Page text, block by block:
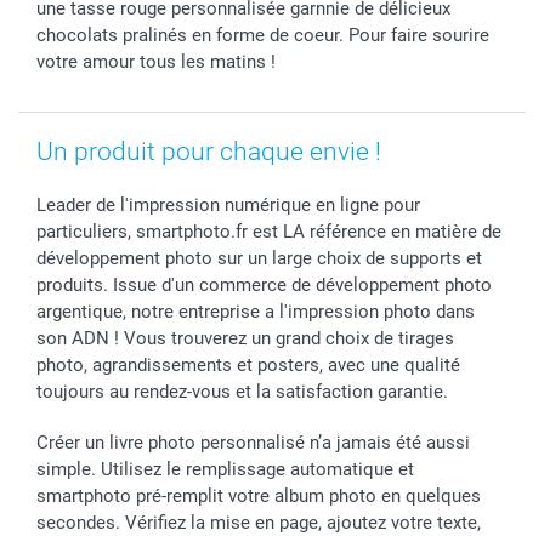
une tasse rouge personnalisée garnnie de délicieux
chocolats pralinés en forme de coeur. Pour faire sourire
votre amour tous les matins !
Un produit pour chaque envie !
Leader de l'impression numérique en ligne pour
particuliers, smartphoto.fr est LA référence en matière de
développement photo sur un large choix de supports et
produits. Issue d'un commerce de développement photo
argentique, notre entreprise a l'impression photo dans
son ADN ! Vous trouverez un grand choix de tirages
photo, agrandissements et posters, avec une qualité
toujours au rendez-vous et la satisfaction garantie.
Créer un livre photo personnalisé n’a jamais été aussi
simple. Utilisez le remplissage automatique et
smartphoto pré-remplit votre album photo en quelques
secondes. Vérifiez la mise en page, ajoutez votre texte,